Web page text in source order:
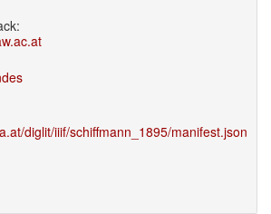
diglit/iiif/schiffmann_1895/manifest.json